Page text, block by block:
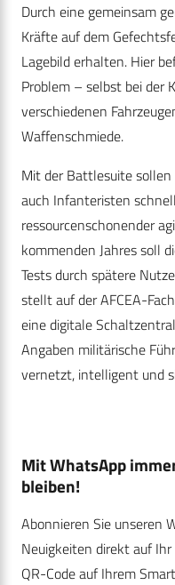
Durch eine gemeinsam
Kräfte auf dem
Lagebild erhalten. Hier
Problem – selbst bei der
verschiedenen
Waffenschmiede.
Mit der Battlesuite sollen
auch Infanteristen
ressourcenschonender
kommenden Jahres soll
Tests durch spätere
stellt auf der AFCEA-
eine digitale
Angaben militärische
vernetzt, intelligent und
Mit WhatsApp
bleiben!
Abonnieren Sie unseren
Neuigkeiten direkt auf
QR-Code auf Ihrem